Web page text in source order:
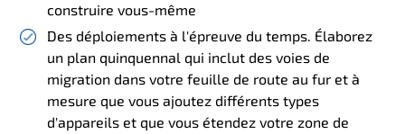
construire vous-même
Des déploiements à l'épreuve du temps. Élaborez
un plan quinquennal qui inclut des voies de
migration dans votre feuille de route au fur et à
mesure que vous ajoutez différents types
d'appareils et que vous étendez votre zone de